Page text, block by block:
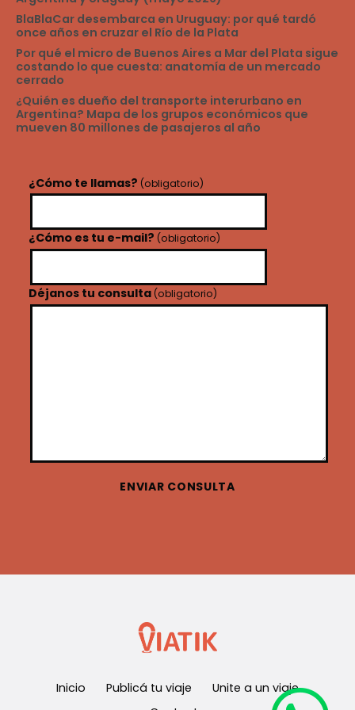
BlaBlaCar desembarca en Uruguay: por qué tardó
once años en cruzar el Río de la Plata
Por qué el micro de Buenos Aires a Mar del Plata sigue
costando lo que cuesta: anatomía de un mercado
cerrado
¿Quién es dueño del transporte interurbano en
Argentina? Mapa de los grupos económicos que
mueven 80 millones de pasajeros al año
¿Cómo te llamas? (obligatorio)
¿Cómo es tu e-mail? (obligatorio)
Déjanos tu consulta (obligatorio)
ENVIAR CONSULTA
Inicio Publicá tu viaje
Unite a un viaje